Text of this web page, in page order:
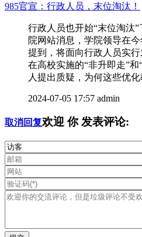
985官宣：行政人员，末位淘汰！
行政人员也开始“末位淘汰
院网站消息，学院领导在
提到，将面向行政人员实
在高校实施的“非升即走”
人提出质疑，为何这些优
2024-07-05 17:57 admin
取消回复欢迎 你发表评论: